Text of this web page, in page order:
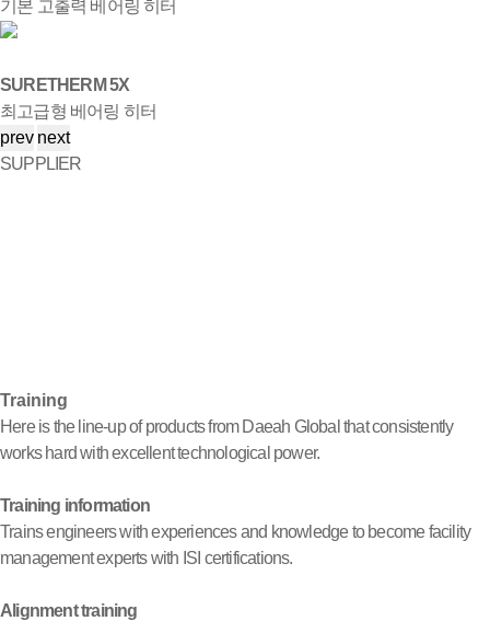
기본 고출력 베어링 히터
SURETHERM 5X
최고급형 베어링 히터
prev next
SUPPLIER
Training
Here is the line-up of products from Daeah Global that consistently
works hard with excellent technological power.
Training information
Trains engineers with experiences and knowledge to become facility
management experts with ISI certifications.
Alignment training